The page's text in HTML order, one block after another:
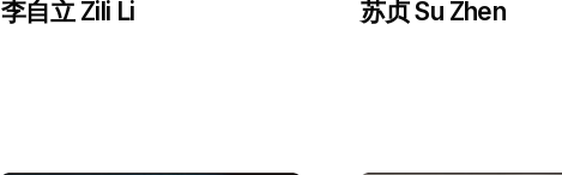
李自立 Zili Li 苏贞 Su Zhen